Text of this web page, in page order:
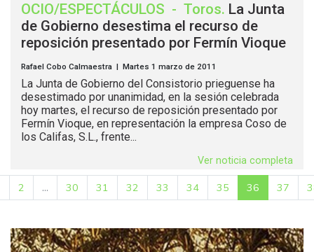
OCIO/ESPECTÁCULOS - Toros. La Junta
de Gobierno desestima el recurso de
reposición presentado por Fermín Vioque
Rafael Cobo Calmaestra | Martes 1 marzo de 2011
La Junta de Gobierno del Consistorio prieguense ha
desestimado por unanimidad, en la sesión celebrada
hoy martes, el recurso de reposición presentado por
Fermín Vioque, en representación la empresa Coso de
los Califas, S.L., frente...
Ver noticia completa
2 ... 30 31 32 33 34 35 36 37